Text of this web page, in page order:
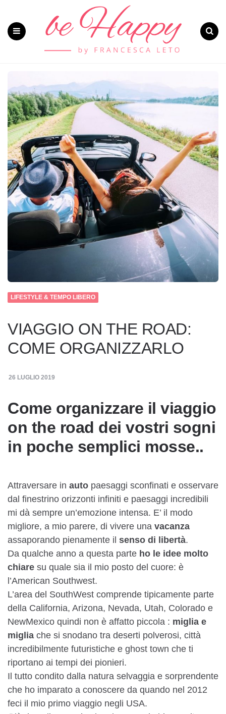
LIFESTYLE & TEMPO LIBERO
VIAGGIO ON THE ROAD:
COME ORGANIZZARLO
26 LUGLIO 2019
Come organizzare il viaggio
on the road dei vostri sogni
in poche semplici mosse..
Attraversare in auto paesaggi sconfinati e osservare
dal finestrino orizzonti infiniti e paesaggi incredibili
mi dà sempre un’emozione intensa. E’ il modo
migliore, a mio parere, di vivere una vacanza
assaporando pienamente il senso di libertà.
Da qualche anno a questa parte ho le idee molto
chiare su quale sia il mio posto del cuore: è
l’American Southwest.
L’area del SouthWest comprende tipicamente parte
della California, Arizona, Nevada, Utah, Colorado e
NewMexico quindi non è affatto piccola : miglia e
miglia che si snodano tra deserti polverosi, città
incredibilmente futuristiche e ghost town che ti
riportano ai tempi dei pionieri.
Il tutto condito dalla natura selvaggia e sorprendente
che ho imparato a conoscere da quando nel 2012
feci il mio primo viaggio negli USA.